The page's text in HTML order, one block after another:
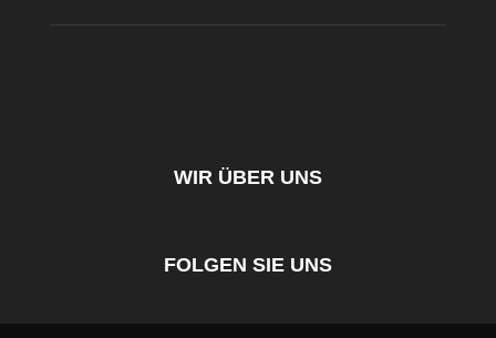
WIR ÜBER UNS
FOLGEN SIE UNS